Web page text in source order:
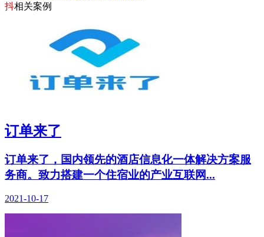
抖相关案例
订单来了
订单来了，国内领先的酒店信息化一体解决方案服
务商。致力搭建一个住宿业的产业互联网...
2021-10-17